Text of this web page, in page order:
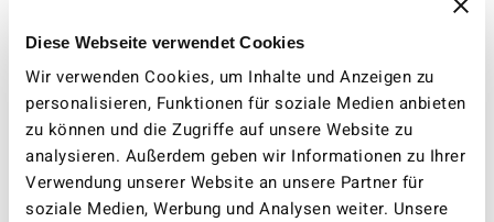
Diese Webseite verwendet Cookies
Wir verwenden Cookies, um Inhalte und Anzeigen zu
personalisieren, Funktionen für soziale Medien anbieten
zu können und die Zugriffe auf unsere Website zu
analysieren. Außerdem geben wir Informationen zu Ihrer
Verwendung unserer Website an unsere Partner für
soziale Medien, Werbung und Analysen weiter. Unsere
Mit dem Pawo-Fachseminar an der Berner Hubergasse
widme sich die Plattform erstmals ganz gezielt den
Herausforderungen bei bestehenden Gebäuden.
Erörtert werden etwa Fragen nach einem
massgeschneiderten Carsharing-Angebot, zu den
Bedürfnissen hinsichtlich Elektromobilität und zur
Erstellung von kostengünstigen Velostellplätzen.